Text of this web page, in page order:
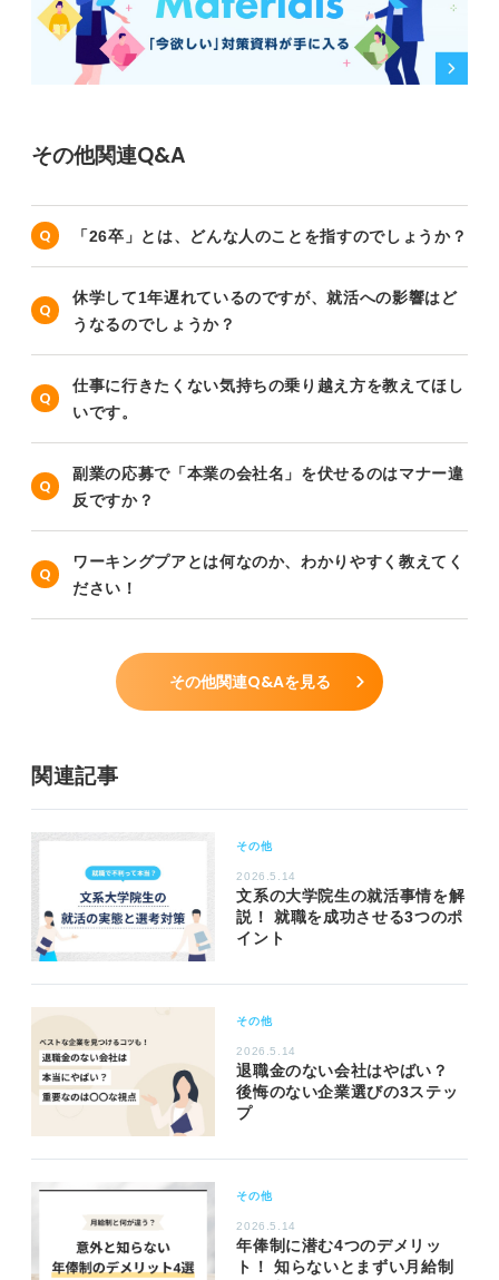
その他関連Q&A
「26卒」とは、どんな人のことを指すのでしょうか？
休学して1年遅れているのですが、就活への影響はど
うなるのでしょうか？
仕事に行きたくない気持ちの乗り越え方を教えてほし
いです。
副業の応募で「本業の会社名」を伏せるのはマナー違
反ですか？
ワーキングプアとは何なのか、わかりやすく教えてく
ださい！
その他関連Q&Aを見る
関連記事
その他
2026.5.14
文系の大学院生の就活事情を解
説！ 就職を成功させる3つのポ
イント
その他
2026.5.14
退職金のない会社はやばい？
後悔のない企業選びの3ステッ
プ
その他
2026.5.14
年俸制に潜む4つのデメリッ
ト！ 知らないとまずい月給制